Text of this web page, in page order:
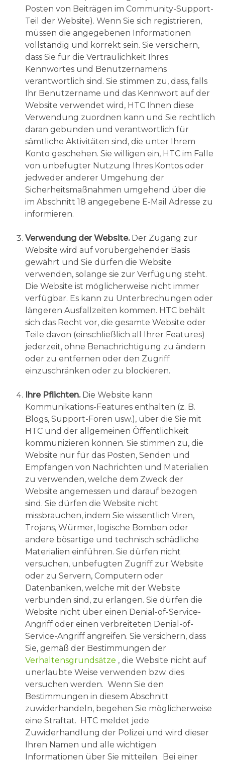
Posten von Beiträgen im Community-Support-
Teil der Website). Wenn Sie sich registrieren,
müssen die angegebenen Informationen
vollständig und korrekt sein. Sie versichern,
dass Sie für die Vertraulichkeit Ihres
Kennwortes und Benutzernamens
verantwortlich sind. Sie stimmen zu, dass, falls
Ihr Benutzername und das Kennwort auf der
Website verwendet wird, HTC Ihnen diese
Verwendung zuordnen kann und Sie rechtlich
daran gebunden und verantwortlich für
sämtliche Aktivitäten sind, die unter Ihrem
Konto geschehen. Sie willigen ein, HTC im Falle
von unbefugter Nutzung Ihres Kontos oder
jedweder anderer Umgehung der
Sicherheitsmaßnahmen umgehend über die
im Abschnitt 18 angegebene E-Mail Adresse zu
informieren.
Verwendung der Website. Der Zugang zur
Website wird auf vorübergehender Basis
gewährt und Sie dürfen die Website
verwenden, solange sie zur Verfügung steht.
Die Website ist möglicherweise nicht immer
verfügbar. Es kann zu Unterbrechungen oder
längeren Ausfallzeiten kommen. HTC behält
sich das Recht vor, die gesamte Website oder
Teile davon (einschließlich all Ihrer Features)
jederzeit, ohne Benachrichtigung zu ändern
oder zu entfernen oder den Zugriff
einzuschränken oder zu blockieren.
Ihre Pflichten. Die Website kann
Kommunikations-Features enthalten (z. B.
Blogs, Support-Foren usw.), über die Sie mit
HTC und der allgemeinen Öffentlichkeit
kommunizieren können. Sie stimmen zu, die
Website nur für das Posten, Senden und
Empfangen von Nachrichten und Materialien
zu verwenden, welche dem Zweck der
Website angemessen und darauf bezogen
sind. Sie dürfen die Website nicht
missbrauchen, indem Sie wissentlich Viren,
Trojans, Würmer, logische Bomben oder
andere bösartige und technisch schädliche
Materialien einführen. Sie dürfen nicht
versuchen, unbefugten Zugriff zur Website
oder zu Servern, Computern oder
Datenbanken, welche mit der Website
verbunden sind, zu erlangen. Sie dürfen die
Website nicht über einen Denial-of-Service-
Angriff oder einen verbreiteten Denial-of-
Service-Angriff angreifen. Sie versichern, dass
Sie, gemäß der Bestimmungen der
Verhaltensgrundsätze , die Website nicht auf
unerlaubte Weise verwenden bzw. dies
versuchen werden. Wenn Sie den
Bestimmungen in diesem Abschnitt
zuwiderhandeln, begehen Sie möglicherweise
eine Straftat. HTC meldet jede
Zuwiderhandlung der Polizei und wird dieser
Ihren Namen und alle wichtigen
Informationen über Sie mitteilen. Bei einer